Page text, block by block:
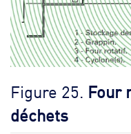
Figure 25. Four
déchets